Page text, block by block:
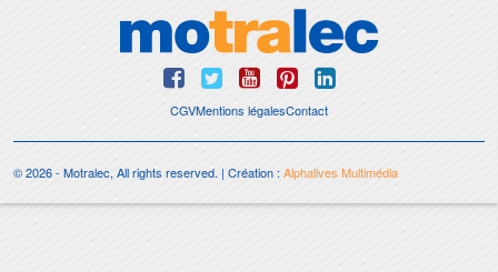
CGVMentions légalesContact
© 2026 - Motralec, All rights reserved. | Création :Alphalives Multimédia